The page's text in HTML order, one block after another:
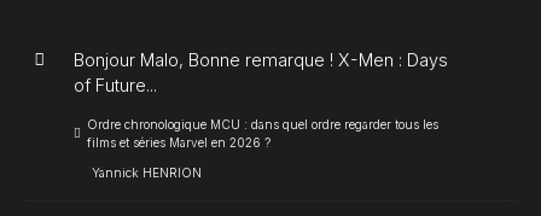
Bonjour Malo, Bonne remarque ! X-Men : Days
of Future...
Ordre chronologique MCU : dans quel ordre regarder tous les
films et séries Marvel en 2026 ?
Yannick HENRION